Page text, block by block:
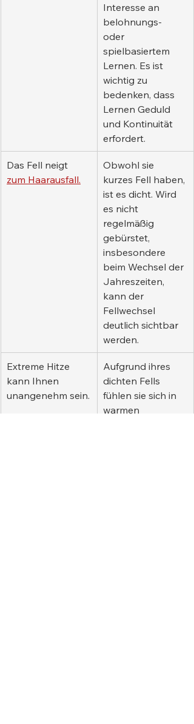
Interesse an
belohnungs-
oder
spielbasiertem
Lernen. Es ist
wichtig zu
bedenken, dass
Lernen Geduld
und Kontinuität
erfordert.
Das Fell neigt
zum Haarausfall.
Obwohl sie
kurzes Fell haben,
ist es dicht. Wird
es nicht
regelmäßig
gebürstet,
insbesondere
beim Wechsel der
Jahreszeiten,
kann der
Fellwechsel
deutlich sichtbar
werden.
Extreme Hitze
kann Ihnen
unangenehm sein.
Aufgrund ihres
dichten Fells
fühlen sie sich in
warmen